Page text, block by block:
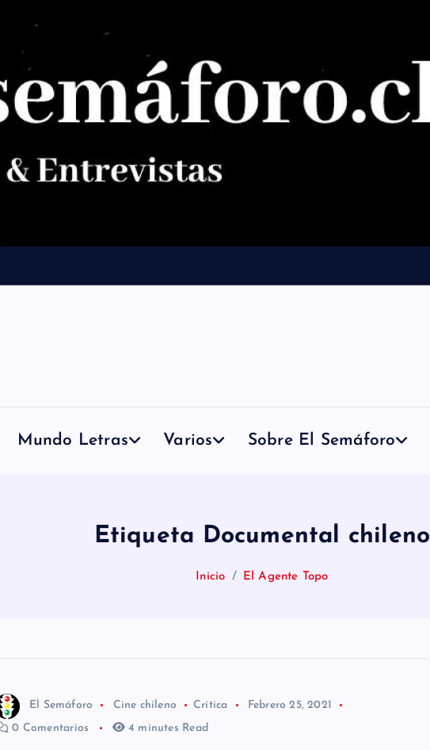
Mundo Letras Varios Sobre El Semáforo
Etiqueta Documental chileno
Inicio El Agente Topo
El Semáforo Cine chileno Crítica
Febrero 25, 2021
0 Comentarios
4 minutes Read